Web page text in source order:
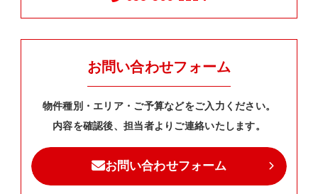
お問い合わせフォーム
物件種別・エリア・ご予算などをご入力ください。
内容を確認後、担当者よりご連絡いたします。
お問い合わせフォーム